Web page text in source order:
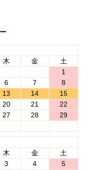
パンツ バングル
木 金
土
1
6 7
8
13 14
15
20 21
22
27 28
29
木 金
土
3 4
5